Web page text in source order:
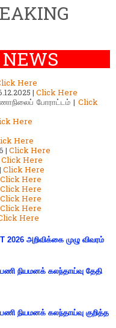
Here
| Click Here
போராட்டம் | Click
Here
Here
| Click Here
Click Here
Click Here
Click Here
Click Here
Click Here
Click Here
Here
2026 அறிவிக்கை முழு விவரம்
நியமனக் கலந்தாய்வு தேதி
நியமனக் கலந்தாய்வு குறித்த